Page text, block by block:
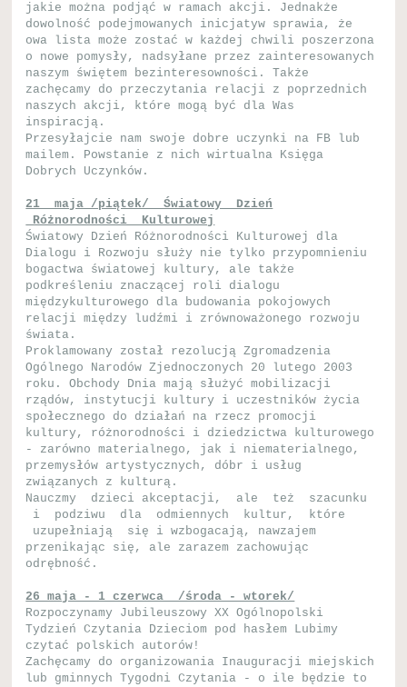
jakie można podjąć w ramach akcji. Jednakże
dowolność podejmowanych inicjatyw sprawia, że
owa lista może zostać w każdej chwili poszerzona
o nowe pomysły, nadsyłane przez zainteresowanych
naszym świętem bezinteresowności. Także
zachęcamy do przeczytania relacji z poprzednich
naszych akcji, które mogą być dla Was
inspiracją.
Przesyłajcie nam swoje dobre uczynki na FB lub
mailem. Powstanie z nich wirtualna Księga
Dobrych Uczynków.
21 maja /piątek/ Światowy Dzień
Różnorodności Kulturowej
Światowy Dzień Różnorodności Kulturowej dla
Dialogu i Rozwoju służy nie tylko przypomnieniu
bogactwa światowej kultury, ale także
podkreśleniu znaczącej roli dialogu
międzykulturowego dla budowania pokojowych
relacji między ludźmi i zrównoważonego rozwoju
świata.
Proklamowany został rezolucją Zgromadzenia
Ogólnego Narodów Zjednoczonych 20 lutego 2003
roku. Obchody Dnia mają służyć mobilizacji
rządów, instytucji kultury i uczestników życia
społecznego do działań na rzecz promocji
kultury, różnorodności i dziedzictwa kulturowego
- zarówno materialnego, jak i niematerialnego,
przemysłów artystycznych, dóbr i usług
związanych z kulturą.
Nauczmy dzieci akceptacji, ale też szacunku
i podziwu dla odmiennych kultur, które
uzupełniają się i wzbogacają, nawzajem
przenikając się, ale zarazem zachowując
odrębność.
26 maja - 1 czerwca /środa - wtorek/
Rozpoczynamy Jubileuszowy XX Ogólnopolski
Tydzień Czytania Dzieciom pod hasłem Lubimy
czytać polskich autorów!
Zachęcamy do organizowania Inauguracji miejskich
lub gminnych Tygodni Czytania - o ile będzie to